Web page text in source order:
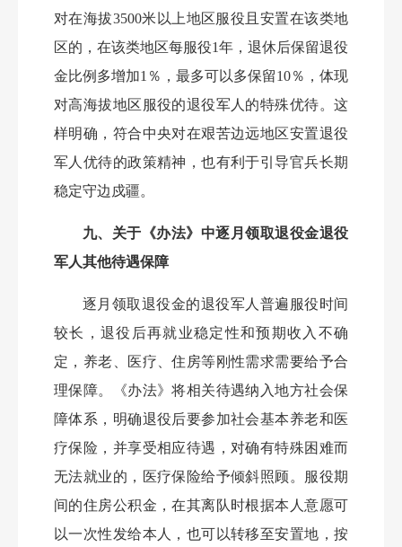
对在海拔3500米以上地区服役且安置在该类地
区的，在该类地区每服役1年，退休后保留退役
金比例多增加1％，最多可以多保留10％，体现
对高海拔地区服役的退役军人的特殊优待。这
样明确，符合中央对在艰苦边远地区安置退役
军人优待的政策精神，也有利于引导官兵长期
稳定守边戍疆。
九、关于《办法》中逐月领取退役金退役
军人其他待遇保障
逐月领取退役金的退役军人普遍服役时间
较长，退役后再就业稳定性和预期收入不确
定，养老、医疗、住房等刚性需求需要给予合
理保障。《办法》将相关待遇纳入地方社会保
障体系，明确退役后要参加社会基本养老和医
疗保险，并享受相应待遇，对确有特殊困难而
无法就业的，医疗保险给予倾斜照顾。服役期
间的住房公积金，在其离队时根据本人意愿可
以一次性发给本人，也可以转移至安置地，按